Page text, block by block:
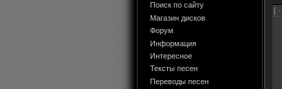
Поиск по сайту
Магазин дисков
Форум
Информация
Интересное
Тексты песен
Переводы песен
[ ·